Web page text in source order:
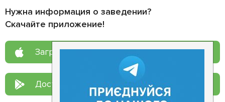
Нужна информация о заведении?
Скачайте приложение!
Загрузите в App Store
Доступно в Google Play